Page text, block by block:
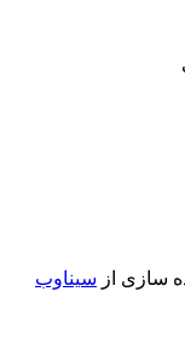
سازی از سیناوب